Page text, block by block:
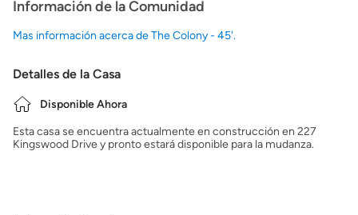
Información de la Comunidad
Mas información acerca de The Colony - 45'.
Detalles de la Casa
Disponible Ahora
Esta casa se encuentra actualmente en construcción en 227
Kingswood Drive y pronto estará disponible para la mudanza.